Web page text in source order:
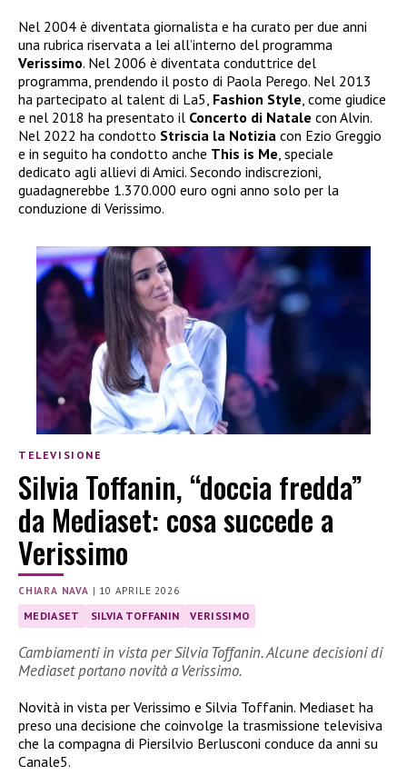
Nel 2004 è diventata giornalista e ha curato per due anni
una rubrica riservata a lei all’interno del programma
Verissimo. Nel 2006 è diventata conduttrice del
programma, prendendo il posto di Paola Perego. Nel 2013
ha partecipato al talent di La5, Fashion Style , come giudice
e nel 2018 ha presentato il Concerto di Natale con Alvin.
Nel 2022 ha condotto Striscia la Notizia con Ezio Greggio
e in seguito ha condotto anche This is Me , speciale
dedicato agli allievi di Amici. Secondo indiscrezioni,
guadagnerebbe 1.370.000 euro ogni anno solo per la
conduzione di Verissimo.
TELEVISIONE
Silvia Toffanin, “doccia fredda”
da Mediaset: cosa succede a
Verissimo
CHIARA NAVA | 10 APRILE 2026
MEDIASET SILVIA TOFFANIN VERISSIMO
Cambiamenti in vista per Silvia Toffanin. Alcune decisioni di
Mediaset portano novità a Verissimo.
Novità in vista per Verissimo e Silvia Toffanin. Mediaset ha
preso una decisione che coinvolge la trasmissione televisiva
che la compagna di Piersilvio Berlusconi conduce da anni su
Canale5.